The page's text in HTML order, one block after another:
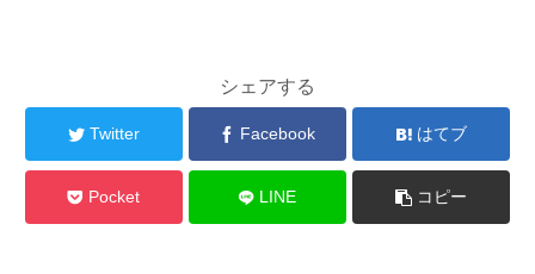
シェアする
Twitter Facebook はてブ
Pocket LINE コピー